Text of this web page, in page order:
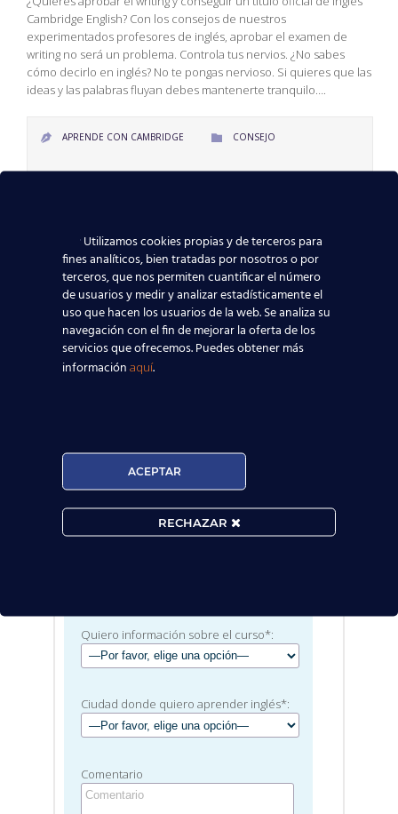
Cambridge English? Con los consejos de nuestros
experimentados profesores de inglés, aprobar el examen de
writing no será un problema. Controla tus nervios. ¿No sabes
cómo decirlo en inglés? No te pongas nervioso. Si quieres que las
ideas y las palabras fluyan debes mantenerte tranquilo….
 APRENDE CON CAMBRIDGE  CATEGORY
CONSEJO
Page 1 of 3 1 2
Quiero información sobre el curso*:
Ciudad donde quiero aprender inglés*:
Comentario
Utilizamos cookies propias y de terceros para
fines analíticos, bien tratadas por nosotros o por
terceros, que nos permiten cuantificar el número
de usuarios y medir y analizar estadísticamente el
uso que hacen los usuarios de la web. Se analiza su
navegación con el fin de mejorar la oferta de los
servicios que ofrecemos. Puedes obtener más
información aquí.
ACEPTAR
RECHAZAR